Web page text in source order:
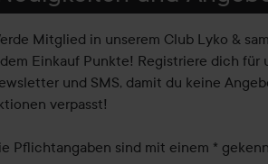
Mitglied in unserem Club Lyko &
Einkauf Punkte! Registriere dich für
und SMS, damit du keine
verpasst!
Pflichtangaben sind mit einem *